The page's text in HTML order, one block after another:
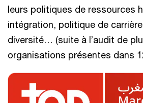
leurs politiques de ressources
intégration, politique de
diversité… (suite à l’audit de
organisations présentes dans